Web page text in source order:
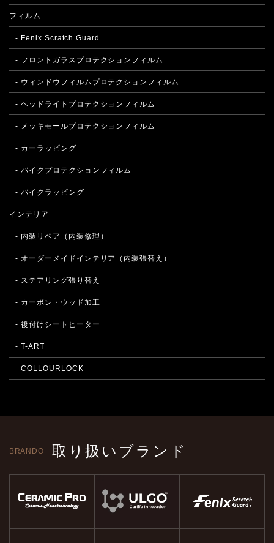
フィルム
- Fenix Scratch Guard
- フロントガラスプロテクションフィルム
- ウィンドウフィルムプロテクションフィルム
- ヘッドライトプロテクションフィルム
- メッキモールプロテクションフィルム
- カーラッピング
- バイクプロテクションフィルム
- バイクラッピング
インテリア
- 内装リペア（内装修理）
- オーダーメイドインテリア（内装張替え）
- ステアリング張り替え
- カーボン・ウッド加工
- 後付けシートヒーター
- T-ART
- COLLOURLOCK
BRANDO 取り扱いブランド